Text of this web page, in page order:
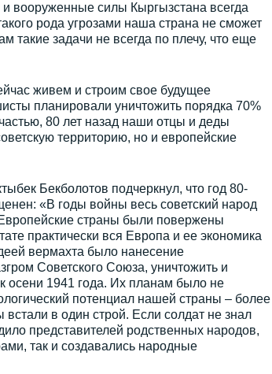
вооруженные силы Кыргызстана всегда
рода угрозами наша страна не сможет
такие задачи не всегда по плечу, что еще
живем и строим свое будущее
планировали уничтожить порядка 70%
80 лет назад наши отцы и деды
территорию, но и европейские
Бекболотов подчеркнул, что год 80-
«В годы войны весь советский народ
страны были повержены
практически вся Европа и ее экономика
вермахта было нанесение
Советского Союза, уничтожить и
осени 1941 года. Их планам было не
потенциал нашей страны – более
в один строй. Если солдат не знал
представителей родственных народов,
так и создавались народные